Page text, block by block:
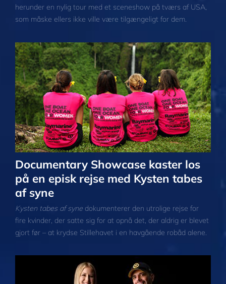
herunder en nylig tour med et sceneshow på tværs af USA,
som måske ellers ikke ville være tilgængeligt for dem.
Documentary Showcase kaster los
på en episk rejse med Kysten tabes
af syne
Kysten tabes af syne dokumenterer den utrolige rejse for
fire kvinder, der satte sig for at opnå det, der aldrig er blevet
gjort før – at krydse Stillehavet i en havgående robåd alene.